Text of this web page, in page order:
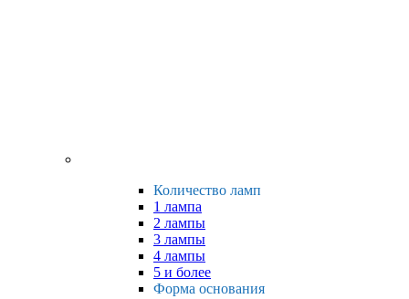
Количество ламп
1 лампа
2 лампы
3 лампы
4 лампы
5 и более
Форма основания